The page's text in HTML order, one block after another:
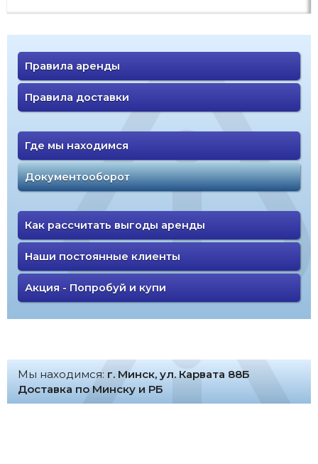
Правила аренды
Правила доставки
Где мы находимся
Документооборот
Как рассчитать выгоды аренды
Наши постоянные клиенты
Акция - Попробуй и купи
Мы находимся: г. Минск, ул. Карвата 88Б
Доставка по Минску и РБ